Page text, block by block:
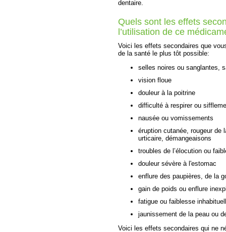
dentaire.
Quels sont les effets
l’utilisation de ce
Voici les effets secondaires que
de la santé le plus tôt possible:
selles noires ou sanglantes,
vision floue
douleur à la poitrine
difficulté à respirer ou
nausée ou vomissements
éruption cutanée, rougeur de
urticaire, démangeaisons
troubles de l’élocution ou
douleur sévère à l'estomac
enflure des paupières, de la
gain de poids ou enflure
fatigue ou faiblesse
jaunissement de la peau ou
Voici les effets secondaires qui ne